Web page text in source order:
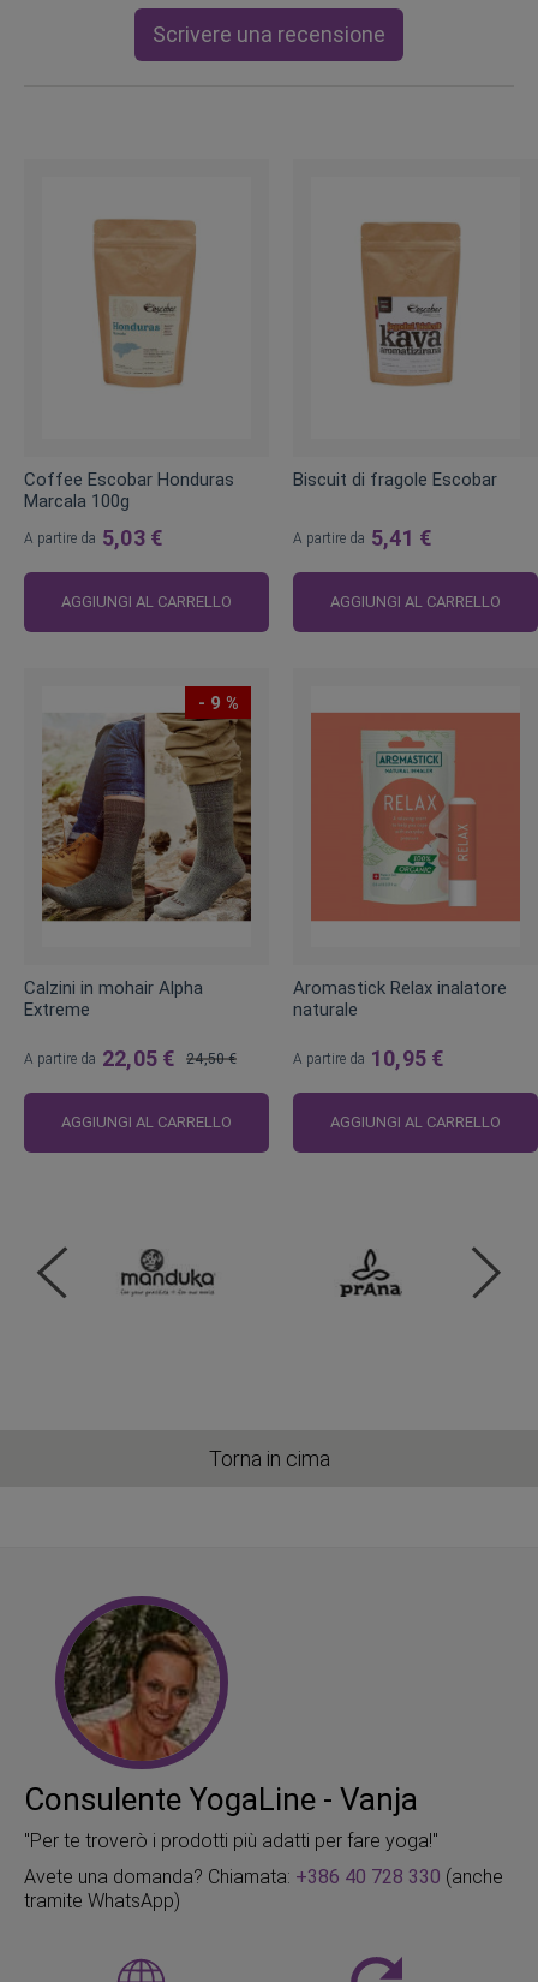
Scrivere una recensione
Coffee Escobar Honduras
Marcala 100g
A partire da 5,03 €
AGGIUNGI AL CARRELLO
Biscuit di fragole Escobar
A partire da 5,41 €
AGGIUNGI AL CARRELLO
- 9 %
Calzini in mohair Alpha
Extreme
A partire da 22,05 €
regolare
24,50 €
AGGIUNGI AL CARRELLO
Aromastick Relax inalatore
naturale
A partire da 10,95 €
AGGIUNGI AL CARRELLO
Torna in cima
Consulente YogaLine - Vanja
"Per te troverò i prodotti più adatti per fare yoga!"
Avete una domanda? Chiamata: +386 40 728 330 (anche
tramite WhatsApp)